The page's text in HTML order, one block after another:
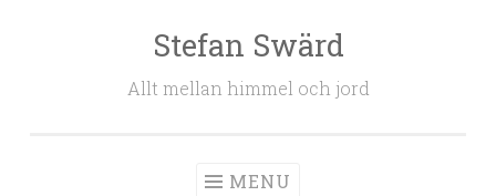
Stefan Swärd
Allt mellan himmel och jord
MENU